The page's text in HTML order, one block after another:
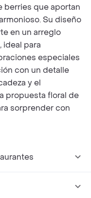
berries que aportan
Su diseño
en un arreglo
ideal para
especiales
con un detalle
y el
propuesta floral de
sorprender con